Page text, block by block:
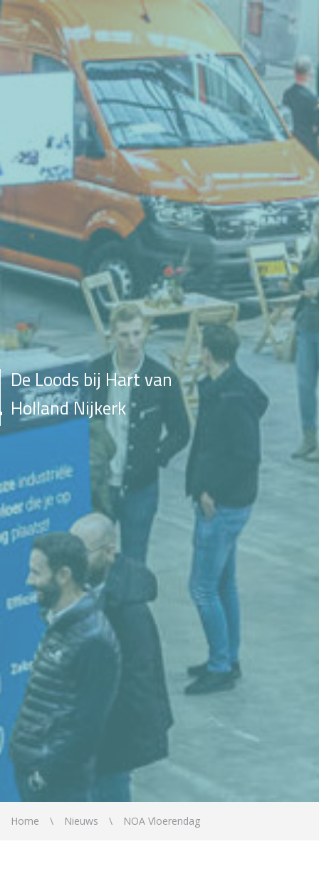
De Loods bij Hart van
Holland Nijkerk
Home Nieuws NOA Vloerendag